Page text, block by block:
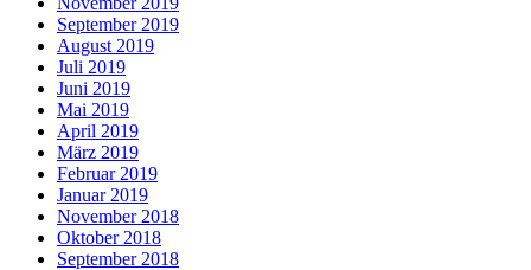
September 2019
August 2019
Juli 2019
Juni 2019
Mai 2019
April 2019
März 2019
Februar 2019
Januar 2019
November 2018
Oktober 2018
September 2018